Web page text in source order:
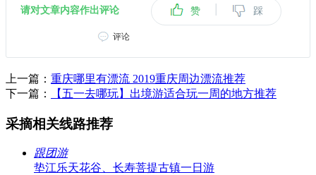
请对文章内容作出评论 赞 | 踩
评论
上一篇： 重庆哪里有漂流 2019重庆周边漂流推荐
下一篇：
【五一去哪玩】出境游适合玩一周的地方推荐
采摘相关线路推荐
跟团游
垫江乐天花谷、长寿菩提古镇一日游